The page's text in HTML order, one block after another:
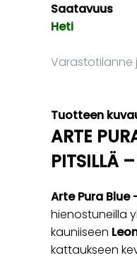
Saatavuus
Heti
Tuotteen
ARTE
PITSILLÄ
Arte Pura
hienostuneilla
kauniiseen
kattaukseen